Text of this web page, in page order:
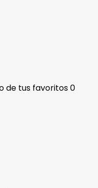
de tus favoritos0